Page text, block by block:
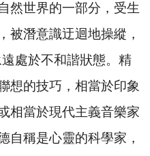
然世界的一部分，受生
被潛意識迂迴地操縱，
處於不和諧狀態。精
想的技巧，相當於印象
相當於現代主義音樂家
自稱是心靈的科學家，